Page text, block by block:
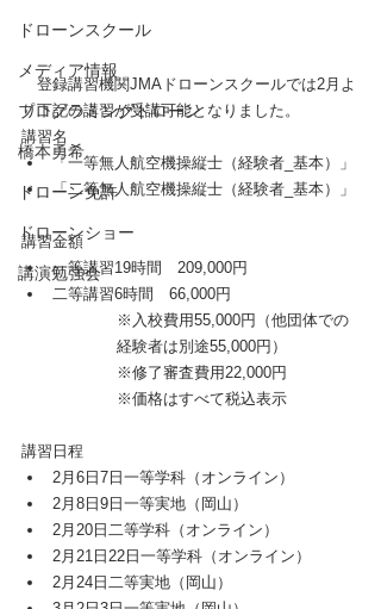
ドローンスクール
メディア情報
プログラミングドローン
橋本勇希
ドローン免許
ドローンショー
講演勉強会
登録講習機関JMAドローンスクールでは2月よ
り下記の講習が受講可能となりました。
講習名
「一等無人航空機操縦士（経験者_基本）」
「二等無人航空機操縦士（経験者_基本）」
講習金額
一等講習19時間　209,000円
二等講習6時間　66,000円
※入校費用55,000円（他団体での
経験者は別途55,000円）
※修了審査費用22,000円
※価格はすべて税込表示
講習日程
2月6日7日一等学科（オンライン）
2月8日9日一等実地（岡山）
2月20日二等学科（オンライン）
2月21日22日一等学科（オンライン）
2月24日二等実地（岡山）